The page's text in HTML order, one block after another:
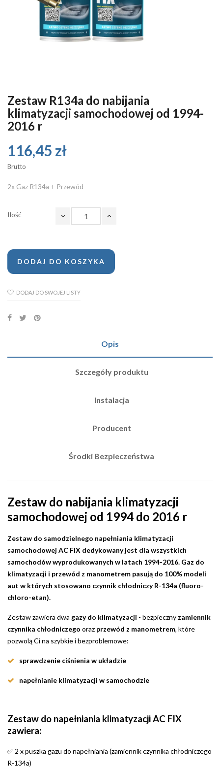
Zestaw R134a do nabijania
klimatyzacji samochodowej od 1994-
2016 r
116,45 zł
Brutto
2x Gaz R134a + Przewód
Ilość
DODAJ DO KOSZYKA
DODAJ DO SWOJEJ LISTY
Opis
Szczegóły produktu
Instalacja
Producent
Środki Bezpieczeństwa
Zestaw do nabijania klimatyzacji
samochodowej od 1994 do 2016 r
Zestaw do samodzielnego napełniania klimatyzacji
samochodowej AC FIX dedykowany jest dla wszystkich
samochodów wyprodukowanych w latach 1994-2016. Gaz do
klimatyzacji i przewód z manometrem pasują do 100% modeli
aut w których stosowano czynnik chłodniczy R-134a (fluoro-
chloro-etan).
Zestaw zawiera dwa gazy do klimatyzacji - bezpieczny zamiennik
czynnika chłodniczego oraz przewód z manometrem, które
pozwolą Ci na szybkie i bezproblemowe:
sprawdzenie ciśnienia w układzie
napełnianie klimatyzacji w samochodzie
Zestaw do napełniania klimatyzacji AC FIX
zawiera:
✅ 2 x puszka gazu do napełniania (zamiennik czynnika chłodniczego
R-134a)